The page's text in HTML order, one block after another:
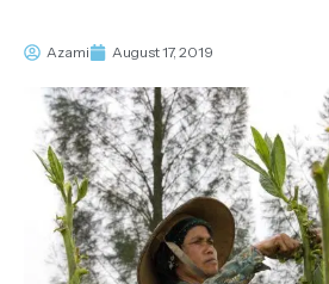
Azami August 17, 2019